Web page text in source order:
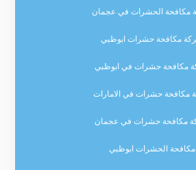
مكافحة الحشرات في عجمان
مكافحة حشرات ابوظبي
مكافحة حشرات في ابوظبي
مكافحة حشرات في الامارات
مكافحة حشرات في عجمان
مكافحة الحشرات ابوظبي